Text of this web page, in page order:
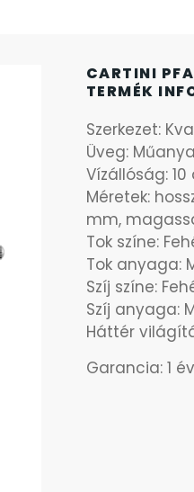
CARTINI
TERMÉK
Szerkezet:
Üveg:
Vízállóság:
Méretek:
mm,
Tok színe:
Tok anyaga:
Szíj színe:
Szíj anyaga:
Háttér
Garancia: 1 év